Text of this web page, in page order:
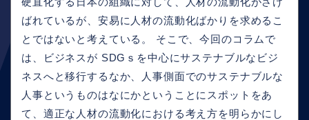
ばれているが、安易に人材の流動化ばかりを求めるこ
とではないと考えている。 そこで、今回のコラムで
は、ビジネスが SDGｓを中心にサステナブルなビジ
ネスへと移行するなか、人事側面でのサステナブルな
人事というものはなにかということにスポットをあ
て、適正な人材の流動化における考え方を明らかにし